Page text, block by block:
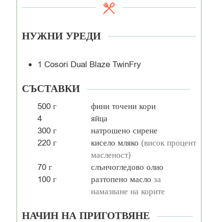
НУЖНИ УРЕДИ
1 Cosori Dual Blaze TwinFry
СЪСТАВКИ
500 г
фини точени кори
4
яйца
300 г
натрошено сирене
220 г кисело мляко (висок процент
масленост)
70 г
слънчогледово олио
100 г разтопено масло за
намазване на корите
НАЧИН НА ПРИГОТВЯНЕ